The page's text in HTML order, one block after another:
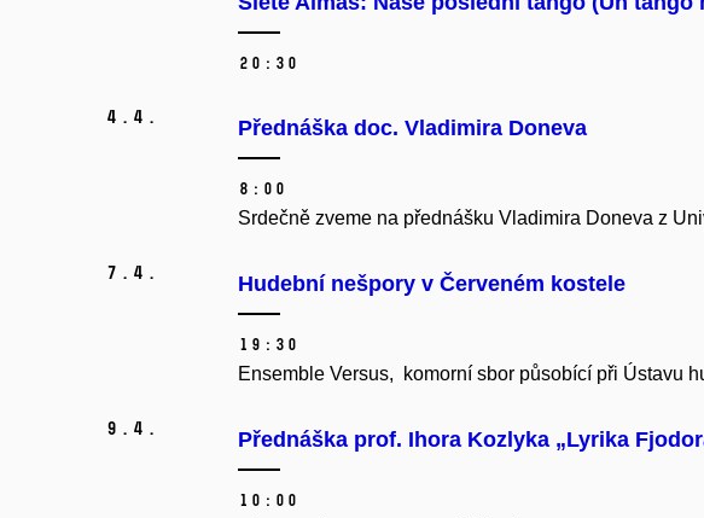
20:30
4. 4. Přednáška doc. Vladimira Doneva
8:00
Srdečně zveme na přednášku Vladimira Doneva z
7. 4. Hudební nešpory v Červeném kostele
19:30
Ensemble Versus, komorní sbor působící při Ústavu
9. 4. Přednáška prof. Ihora Kozlyka „Lyrika
10:00